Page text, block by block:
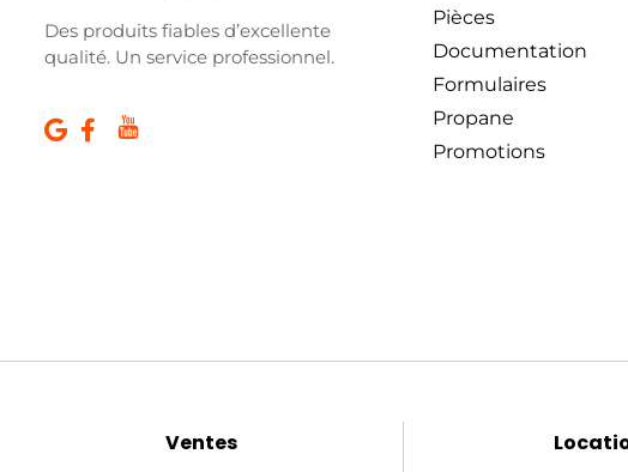
Des produits fiables d’excellente
qualité. Un service professionnel.
Pièces
Documentation
Formulaires
Propane
Promotions
Ventes